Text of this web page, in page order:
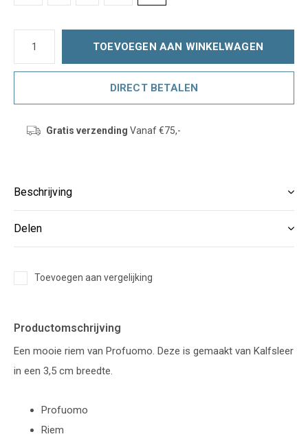
TOEVOEGEN AAN WINKELWAGEN
DIRECT BETALEN
Gratis verzending Vanaf €75,-
Beschrijving
Delen
Toevoegen aan vergelijking
Productomschrijving
Een mooie riem van Profuomo. Deze is gemaakt van Kalfsleer
in een 3,5 cm breedte.
Profuomo
Riem